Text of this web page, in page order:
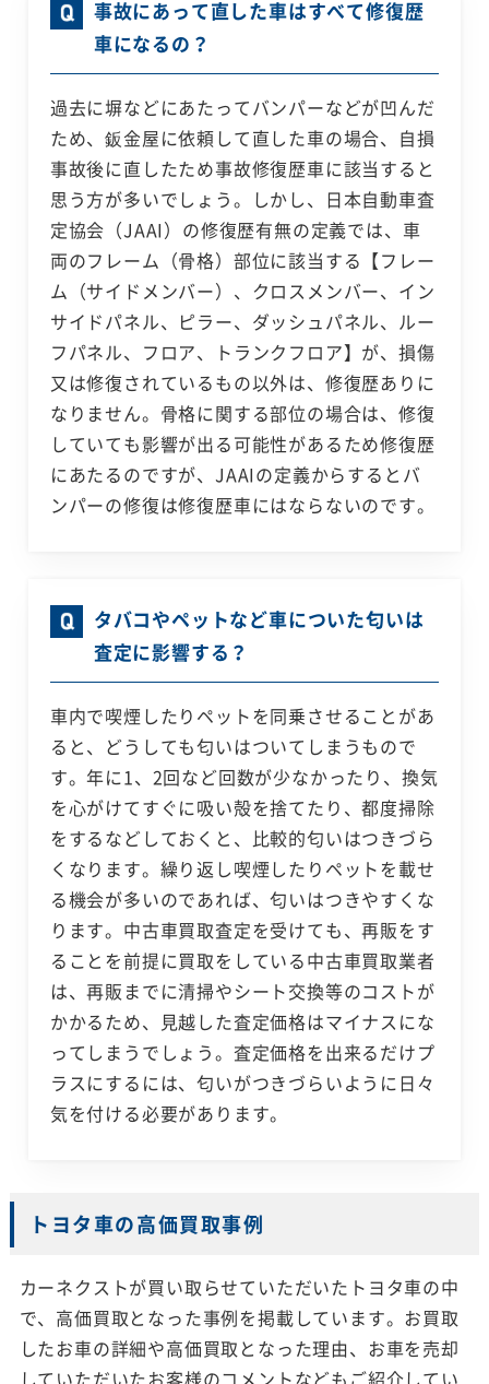
事故にあって直した車はすべて修復歴
車になるの？
過去に塀などにあたってバンパーなどが凹んだ
ため、鈑金屋に依頼して直した車の場合、自損
事故後に直したため事故修復歴車に該当すると
思う方が多いでしょう。しかし、日本自動車査
定協会（JAAI）の修復歴有無の定義では、車
両のフレーム（骨格）部位に該当する【フレー
ム（サイドメンバー）、クロスメンバー、イン
サイドパネル、ピラー、ダッシュパネル、ルー
フパネル、フロア、トランクフロア】が、損傷
又は修復されているもの以外は、修復歴ありに
なりません。骨格に関する部位の場合は、修復
していても影響が出る可能性があるため修復歴
にあたるのですが、JAAIの定義からするとバ
ンパーの修復は修復歴車にはならないのです。
タバコやペットなど車についた匂いは
査定に影響する？
車内で喫煙したりペットを同乗させることがあ
ると、どうしても匂いはついてしまうもので
す。年に1、2回など回数が少なかったり、換気
を心がけてすぐに吸い殻を捨てたり、都度掃除
をするなどしておくと、比較的匂いはつきづら
くなります。繰り返し喫煙したりペットを載せ
る機会が多いのであれば、匂いはつきやすくな
ります。中古車買取査定を受けても、再販をす
ることを前提に買取をしている中古車買取業者
は、再販までに清掃やシート交換等のコストが
かかるため、見越した査定価格はマイナスにな
ってしまうでしょう。査定価格を出来るだけプ
ラスにするには、匂いがつきづらいように日々
気を付ける必要があります。
トヨタ車の高価買取事例
カーネクストが買い取らせていただいたトヨタ車の中
で、高価買取となった事例を掲載しています。お買取
したお車の詳細や高価買取となった理由、お車を売却